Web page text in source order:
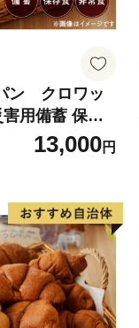
ン クロワッ
用備蓄 保存
13,000円